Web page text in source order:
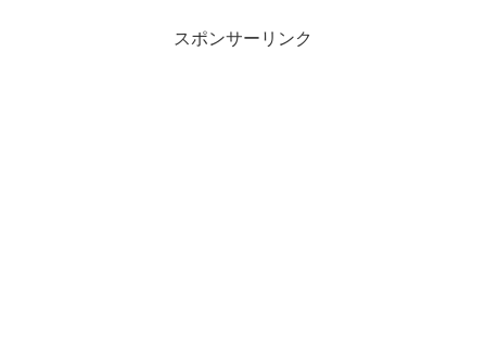
スポンサーリンク